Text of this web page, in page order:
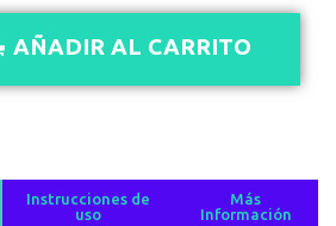
AÑADIR AL CARRITO
Instrucciones de
uso
Más
Información